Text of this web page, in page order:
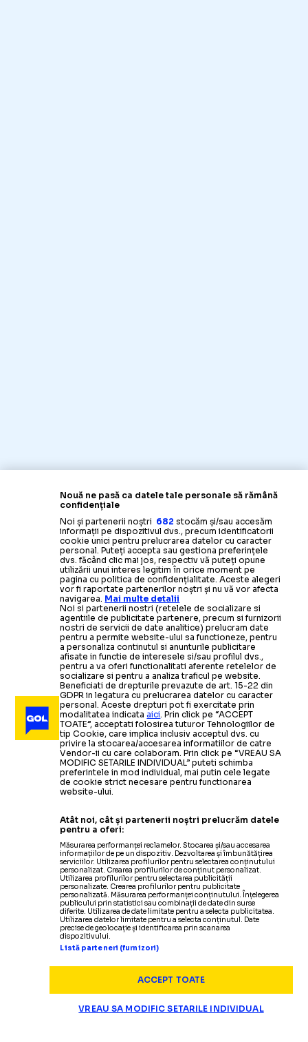
Nouă ne pasă ca datele tale personale să rămână
confidențiale
Noi și partenerii noștri 682 stocăm și/sau accesăm
informații pe dispozitivul dvs., precum identificatorii
cookie unici pentru prelucrarea datelor cu caracter
personal. Puteți accepta sau gestiona preferințele
dvs. făcând clic mai jos, respectiv vă puteți opune
utilizării unui interes legitim în orice moment pe
pagina cu politica de confidențialitate. Aceste alegeri
vor fi raportate partenerilor noștri și nu vă vor afecta
navigarea. Mai multe detalii
Noi si partenerii nostri (retelele de socializare si
agentiile de publicitate partenere, precum si furnizorii
nostri de servicii de date analitice) prelucram date
pentru a permite website-ului sa functioneze, pentru
a personaliza continutul si anunturile publicitare
afisate in functie de interesele si/sau profilul dvs.,
pentru a va oferi functionalitati aferente retelelor de
socializare si pentru a analiza traficul pe website.
Beneficiati de drepturile prevazute de art. 15-22 din
GDPR in legatura cu prelucrarea datelor cu caracter
personal. Aceste drepturi pot fi exercitate prin
modalitatea indicataaici. Prin click pe “ACCEPT
TOATE”, acceptati folosirea tuturor Tehnologiilor de
tip Cookie, care implica inclusiv acceptul dvs. cu
privire la stocarea/accesarea informatiilor de catre
Vendor-ii cu care colaboram. Prin click pe “VREAU SA
MODIFIC SETARILE INDIVIDUAL” puteti schimba
preferintele in mod individual, mai putin cele legate
de cookie strict necesare pentru functionarea
website-ului.
Atât noi, cât și partenerii noștri prelucrăm datele
pentru a oferi:
Măsurarea performanței reclamelor. Stocarea și/sau accesarea
informațiilor de pe un dispozitiv. Dezvoltarea și îmbunătățirea
serviciilor. Utilizarea profilurilor pentru selectarea conținutului
personalizat. Crearea profilurilor de conținut personalizat.
Utilizarea profilurilor pentru selectarea publicității
personalizate. Crearea profilurilor pentru publicitate
personalizată. Măsurarea performanței conținutului. Înțelegerea
publicului prin statistici sau combinații de date din surse
diferite. Utilizarea de date limitate pentru a selecta publicitatea.
Utilizarea datelor limitate pentru a selecta conținutul. Date
precise de geolocație și identificarea prin scanarea
dispozitivului.
Listă parteneri (furnizori)
ACCEPT TOATE
VREAU SA MODIFIC SETARILE INDIVIDUAL